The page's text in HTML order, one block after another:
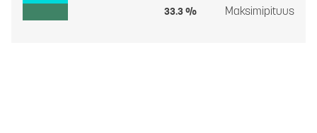
33.3 % Maksimipituus